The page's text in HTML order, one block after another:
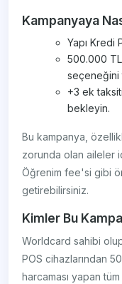
Kampanyaya
Yapı Kredi
500.000
seçeneğini
+3 ek
bekleyin.
Bu kampanya,
zorunda olan aileler
Öğrenim fee'si gibi
getirebilirsiniz.
Kimler Bu
Worldcard sahibi
POS cihazlarından
harcaması yapan